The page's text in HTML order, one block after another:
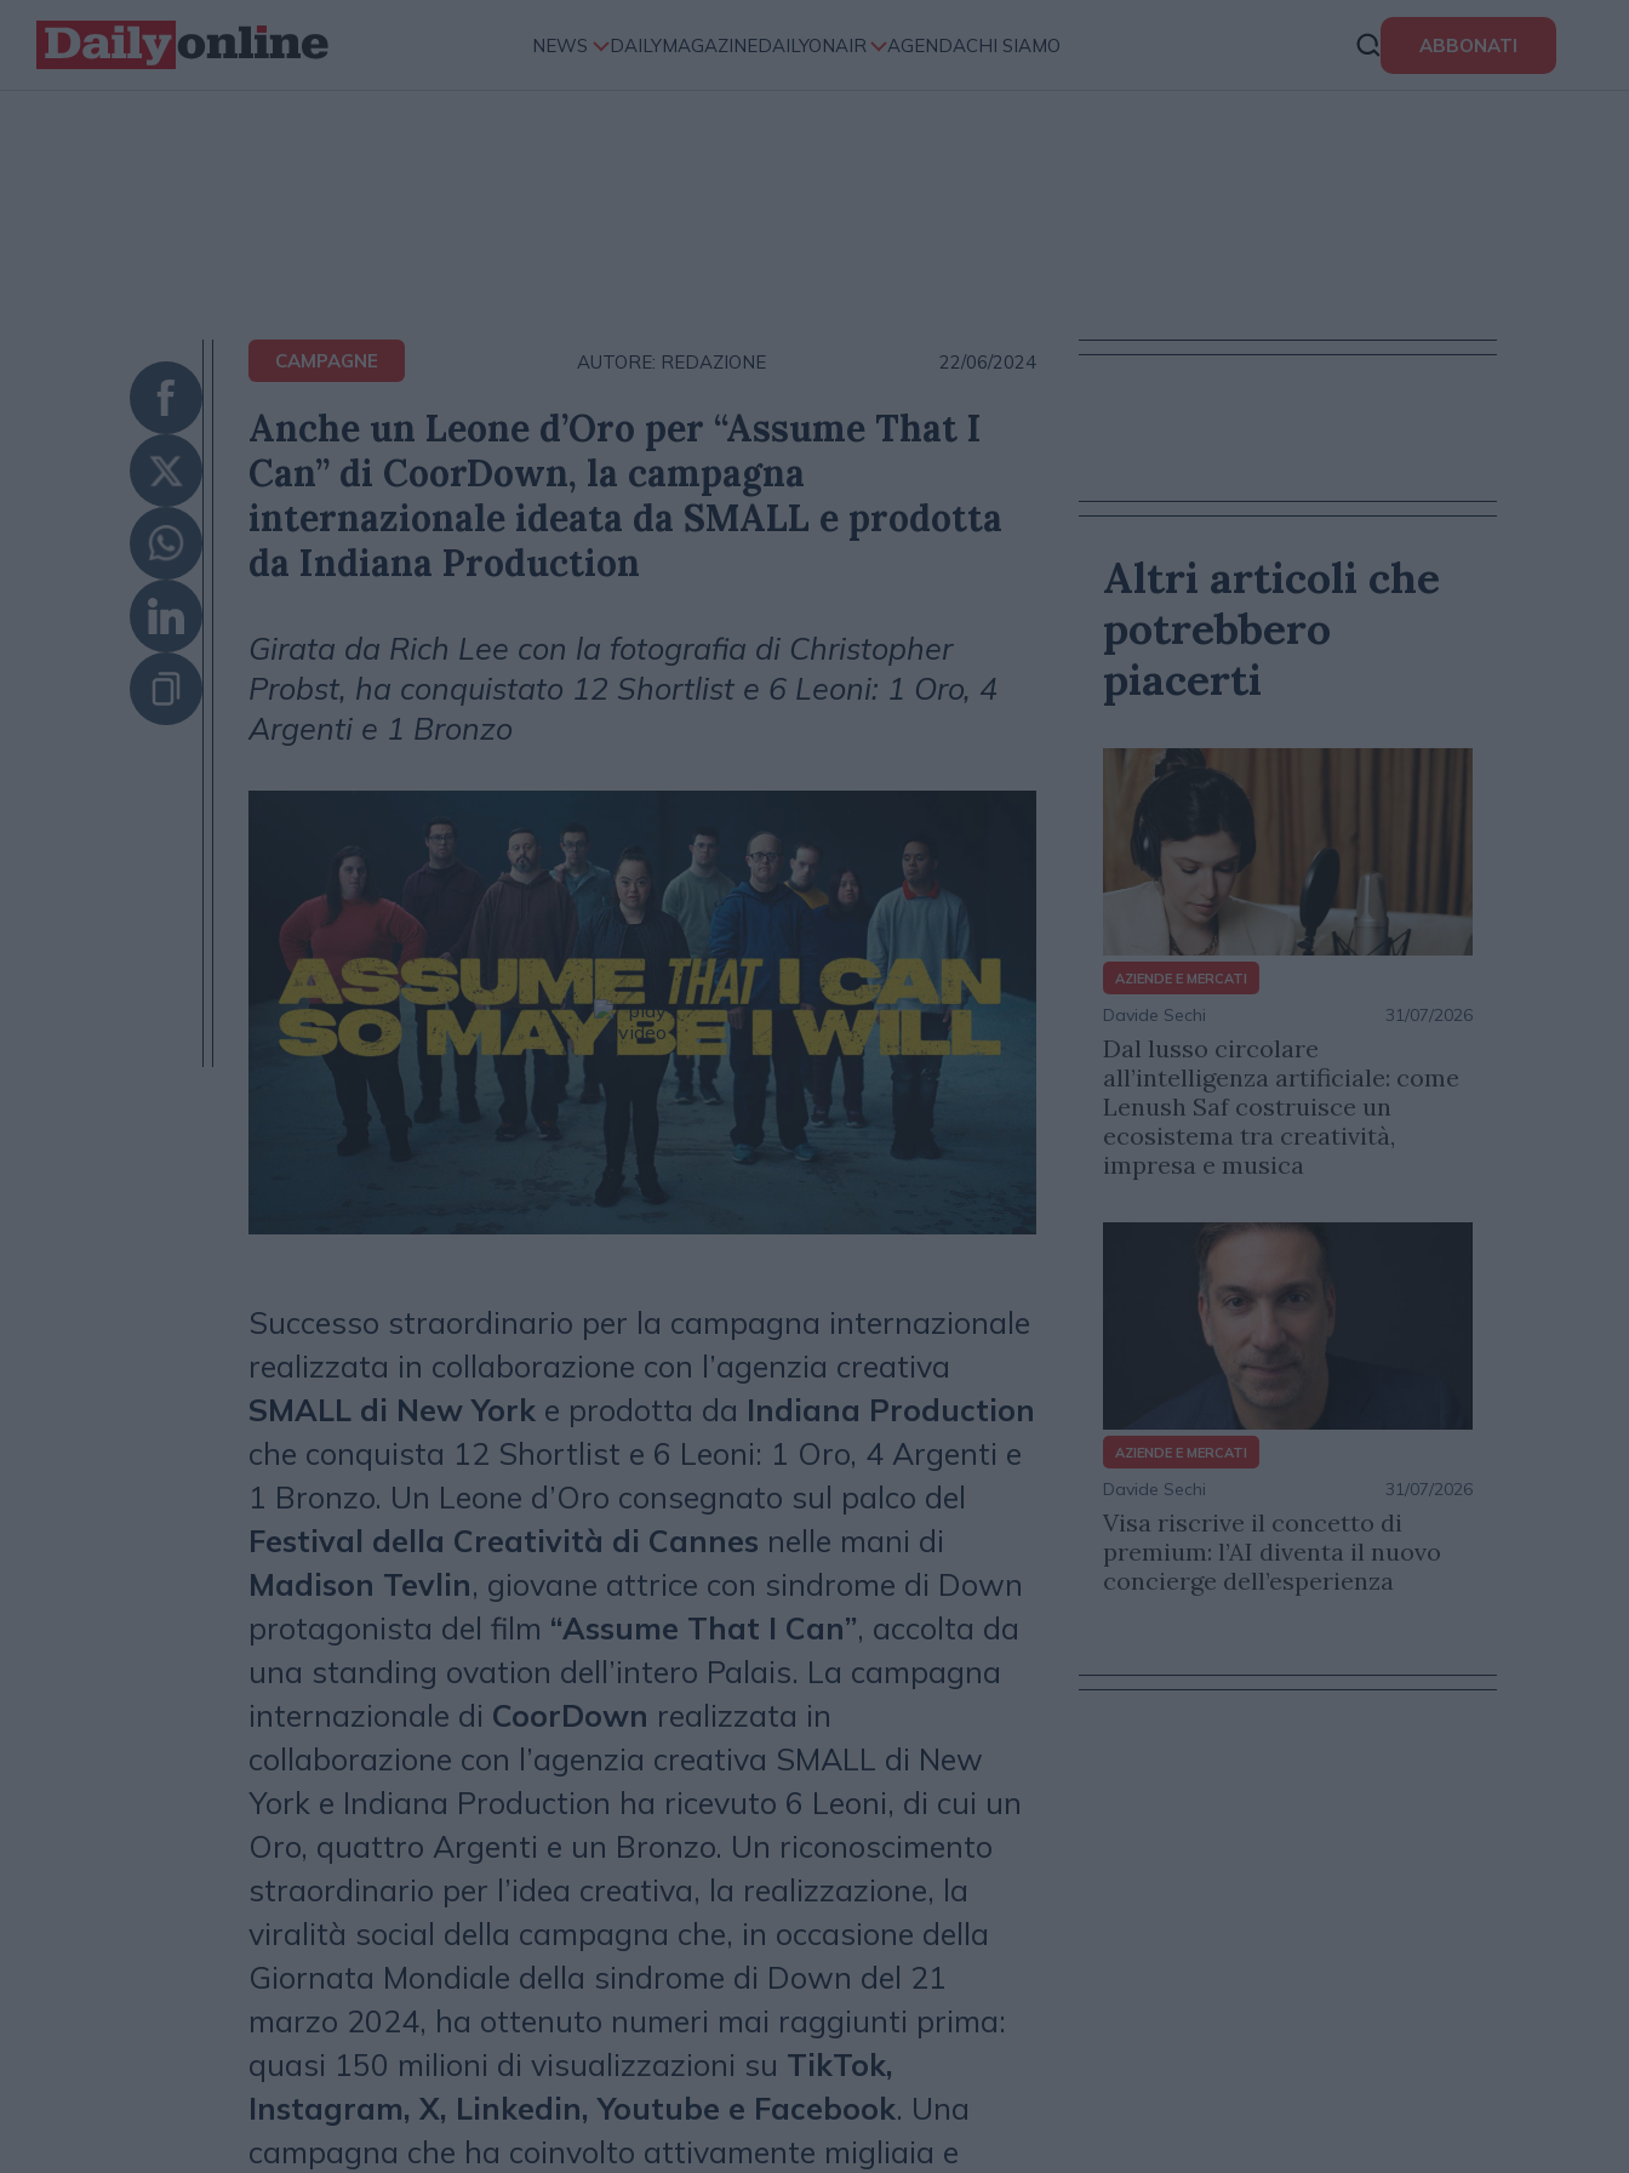
NEWS DAILYMAGAZINEDAILYONAIR AGENDACHI SIAMO ABBONATI
CAMPAGNE AUTORE: REDAZIONE 22/06/2024
Anche un Leone d’Oro per “Assume That I
Can” di CoorDown, la campagna
internazionale ideata da SMALL e prodotta
da Indiana Production
Girata da Rich Lee con la fotografia di Christopher
Probst, ha conquistato 12 Shortlist e 6 Leoni: 1 Oro, 4
Argenti e 1 Bronzo
Successo straordinario per la campagna internazionale
realizzata in collaborazione con l’agenzia creativa
SMALL di New Yorke prodotta da Indiana Production
che conquista 12 Shortlist e 6 Leoni: 1 Oro, 4 Argenti e
1 Bronzo. Un Leone d’Oro consegnato sul palco del
Festival della Creatività di Cannes nelle mani di
Madison Tevlin, giovane attrice con sindrome di Down
protagonista del film “Assume That I Can”, accolta da
una standing ovation dell’intero Palais. La campagna
internazionale di CoorDown realizzata in
collaborazione con l’agenzia creativa SMALL di New
York e Indiana Production ha ricevuto 6 Leoni, di cui un
Oro, quattro Argenti e un Bronzo. Un riconoscimento
straordinario per l’idea creativa, la realizzazione, la
viralità social della campagna che, in occasione della
Giornata Mondiale della sindrome di Down del 21
marzo 2024, ha ottenuto numeri mai raggiunti prima:
quasi 150 milioni di visualizzazioni su TikTok,
Instagram, X, Linkedin, Youtube e Facebook. Una
campagna che ha coinvolto attivamente migliaia e
Altri articoli che
potrebbero
piacerti
AZIENDE E MERCATI
Davide Sechi 31/07/2026
Dal lusso circolare
all’intelligenza artificiale: come
Lenush Saf costruisce un
ecosistema tra creatività,
impresa e musica
AZIENDE E MERCATI
Davide Sechi 31/07/2026
Visa riscrive il concetto di
premium: l’AI diventa il nuovo
concierge dell’esperienza